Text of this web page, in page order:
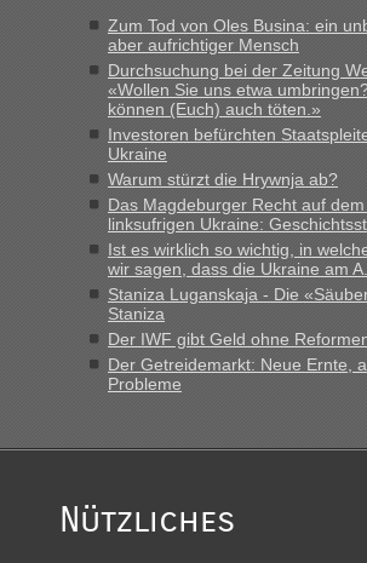
Zum Tod von Oles Busina: ein
aber aufrichtiger Mensch
Durchsuchung bei der Zeitung
«Wollen Sie uns etwa
können (Euch) auch töten.»
Investoren befürchten
Ukraine
Warum stürzt die Hrywnja ab?
Das Magdeburger Recht auf
linksufrigen Ukraine:
Ist es wirklich so wichtig, in
wir sagen, dass die Ukraine am
Staniza Luganskaja - Die
Staniza
Der IWF gibt Geld ohne
Der Getreidemarkt: Neue Ernte,
Probleme
Nützliches